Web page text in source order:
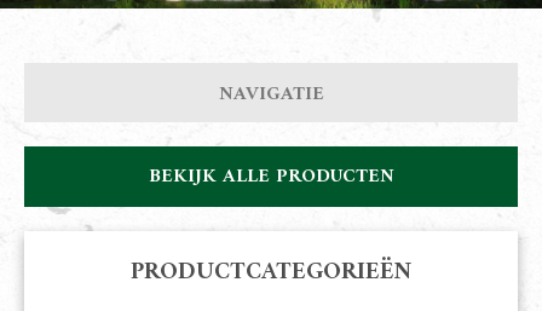
NAVIGATIE
BEKIJK ALLE PRODUCTEN
PRODUCTCATEGORIEËN